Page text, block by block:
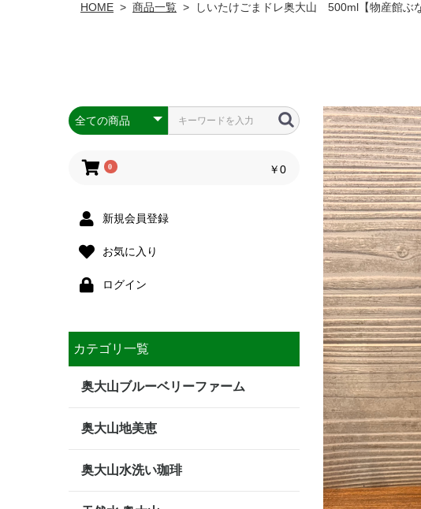
HOME > 商品一覧 > しいたけごまドレ奥大山 500ml【物産館ぶ
0 ￥0
新規会員登録
お気に入り
ログイン
カテゴリ一覧
奥大山ブルーベリーファーム
奥大山地美恵
奥大山水洗い珈琲